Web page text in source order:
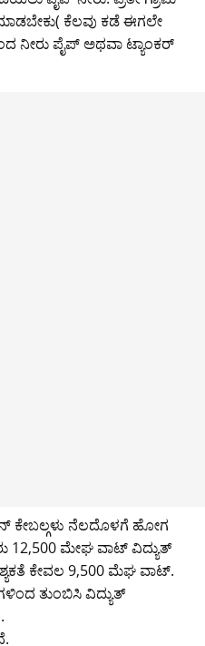
Li a
ಕೆಲವು ಕಡೆ ಈಗಲೇ
ನೀರು ಪೈಪ್ ಅಥವಾ ಟ್ಯಾಂಕರ್
ಕೇಬಲ್ಗಳು ನೆಲದೊಳಗೆ ಹೋಗ
12,500 ಮೇಘ ವಾಟ್ ವಿದ್ಯುತ್
ಕೇವಲ 9,500 ಮೆಘ ವಾಟ್.
ತುಂಬಿಸಿ ವಿದ್ಯುತ್